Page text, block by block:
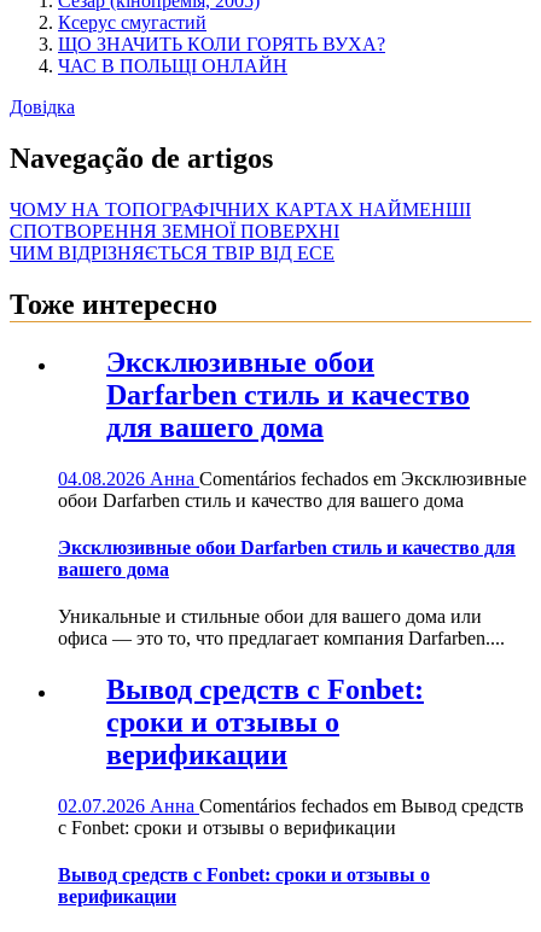
Ксерус смугастий
ЩО ЗНАЧИТЬ КОЛИ ГОРЯТЬ ВУХА?
ЧАС В ПОЛЬЩІ ОНЛАЙН
Довідка
Navegação de artigos
ЧОМУ НА ТОПОГРАФІЧНИХ КАРТАХ НАЙМЕНШІ
СПОТВОРЕННЯ ЗЕМНОЇ ПОВЕРХНІ
ЧИМ ВІДРІЗНЯЄТЬСЯ ТВІР ВІД ЕСЕ
Тоже интересно
Эксклюзивные обои
Darfarben стиль и качество
для вашего дома
04.08.2026 Анна Comentários fechados em Эксклюзивные
обои Darfarben стиль и качество для вашего дома
Эксклюзивные обои Darfarben стиль и качество для
вашего дома
Уникальные и стильные обои для вашего дома или
офиса — это то, что предлагает компания Darfarben....
Вывод средств с Fonbet:
сроки и отзывы о
верификации
02.07.2026 Анна Comentários fechados em Вывод средств
с Fonbet: сроки и отзывы о верификации
Вывод средств с Fonbet: сроки и отзывы о
верификации